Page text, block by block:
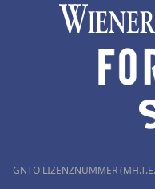
GNTO LIZENZNUMMER